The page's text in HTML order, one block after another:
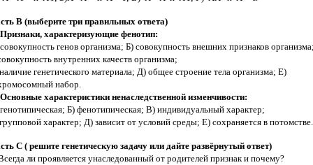
В (выберите три правильных ответа)
характеризующие фенотип:
генов организма; Б) совокупность внешних признаков
внутренних качеств организма;
генетического материала; Д) общее строение тела организма; Е)
набор.
характеристики ненаследственной изменчивости:
Б) фенотипическая; В) индивидуальный характер;
характер; Д) зависит от условий среды; Е) сохраняется в потомстве.
С ( решите генетическую задачу или дайте развёрнутый ответ)
ли проявляется унаследованный от родителей признак и почему?